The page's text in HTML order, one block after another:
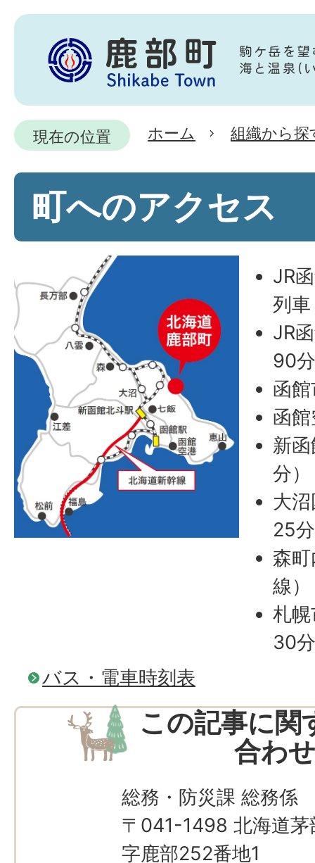
現在の位置 ホーム 組織から探
町へのアクセス
JR
列
JR
90
函
函
新
分）
大
25
森
線
札
30
バス・電車時刻表
この記事に関
合わ
総務・防災課 総務係
〒041-1498 北海道茅
字鹿部252番地1